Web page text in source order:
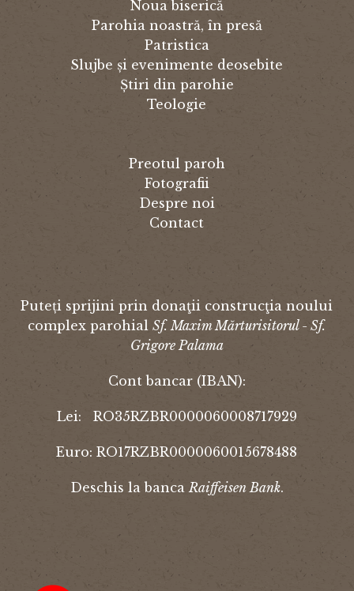
Noua biserică
Parohia noastră, în presă
Patristica
Slujbe și evenimente deosebite
Știri din parohie
Teologie
Preotul paroh
Fotografii
Despre noi
Contact
Puteți sprijini prin donaţii construcţia noului
complex parohialSf. Maxim Mărturisitorul - Sf.
Grigore Palama
Cont bancar (IBAN):
Lei: RO35RZBR0000060008717929
Euro: RO17RZBR0000060015678488
Deschis la banca Raiffeisen Bank.